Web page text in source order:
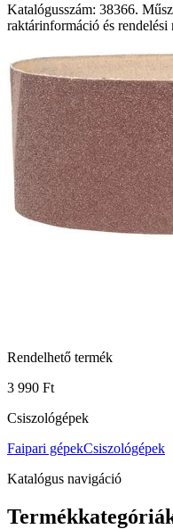
Katalógusszám: 38366.
raktárinformáció és
Rendelhető termék
3 990 Ft
Csiszológépek
Faipari gépekCsiszológépek
Katalógus navigáció